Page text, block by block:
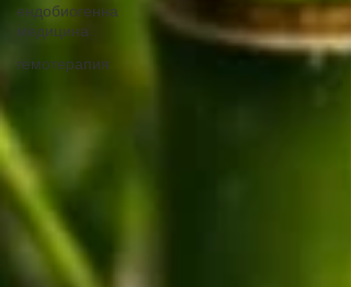
ендобиогенна
медицина
гемотерапия